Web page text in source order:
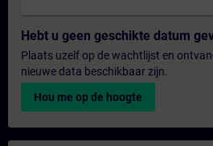
Hebt u geen geschikte datum
Plaats uzelf op de wachtlijst en
nieuwe data beschikbaar zijn.
Hou me op de hoogte